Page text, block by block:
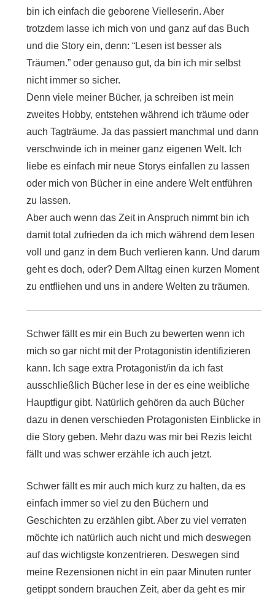
bin ich einfach die geborene Vielleserin. Aber
trotzdem lasse ich mich von und ganz auf das Buch
und die Story ein, denn: “Lesen ist besser als
Träumen.” oder genauso gut, da bin ich mir selbst
nicht immer so sicher.
Denn viele meiner Bücher, ja schreiben ist mein
zweites Hobby, entstehen während ich träume oder
auch Tagträume. Ja das passiert manchmal und dann
verschwinde ich in meiner ganz eigenen Welt. Ich
liebe es einfach mir neue Storys einfallen zu lassen
oder mich von Bücher in eine andere Welt entführen
zu lassen.
Aber auch wenn das Zeit in Anspruch nimmt bin ich
damit total zufrieden da ich mich während dem lesen
voll und ganz in dem Buch verlieren kann. Und darum
geht es doch, oder? Dem Alltag einen kurzen Moment
zu entfliehen und uns in andere Welten zu träumen.
Schwer fällt es mir ein Buch zu bewerten wenn ich
mich so gar nicht mit der Protagonistin identifizieren
kann. Ich sage extra Protagonist/in da ich fast
ausschließlich Bücher lese in der es eine weibliche
Hauptfigur gibt. Natürlich gehören da auch Bücher
dazu in denen verschieden Protagonisten Einblicke in
die Story geben. Mehr dazu was mir bei Rezis leicht
fällt und was schwer erzähle ich auch jetzt.
Schwer fällt es mir auch mich kurz zu halten, da es
einfach immer so viel zu den Büchern und
Geschichten zu erzählen gibt. Aber zu viel verraten
möchte ich natürlich auch nicht und mich deswegen
auf das wichtigste konzentrieren. Deswegen sind
meine Rezensionen nicht in ein paar Minuten runter
getippt sondern brauchen Zeit, aber da geht es mir